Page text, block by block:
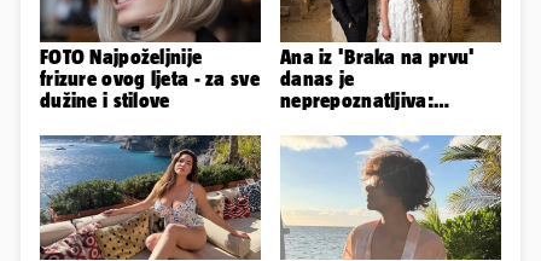
FOTO Najpoželjnije
frizure ovog ljeta - za sve
dužine i stilove
Ana iz 'Braka na prvu'
danas je
neprepoznatljiva:
ovako sad izgleda